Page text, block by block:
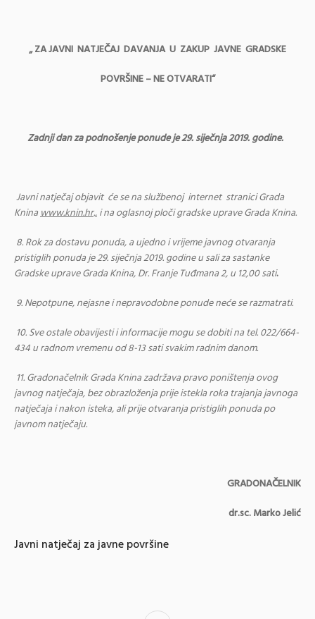
„ ZA JAVNI NATJEČAJ DAVANJA U ZAKUP JAVNE GRADSKE
POVRŠINE – NE OTVARATI“
Zadnji dan za podnošenje ponude je 29. siječnja 2019. godine.
Javni natječaj objavit će se na službenoj internet stranici Grada
Kninawww.knin.hr.,i na oglasnoj ploči gradske uprave Grada Knina.
8.Rok za dostavu ponuda, a ujedno i vrijeme javnog otvaranja
pristiglih ponuda je29. siječnja 2019. godine u sali za sastanke
Gradske uprave Grada Knina, Dr. Franje Tuđmana 2, u 12,00 sati.
9.Nepotpune, nejasne i nepravodobne ponude neće se razmatrati.
10.Sve ostale obavijesti i informacije mogu se dobiti na tel. 022/664-
434 u radnom vremenu od 8-13 sati svakim radnim danom.
11. Gradonačelnik Grada Knina zadržava pravo poništenja ovog
javnog natječaja, bez obrazloženja prije istekla roka trajanja javnoga
natječaja i nakon isteka, ali prije otvaranja pristiglih ponuda po
javnom natječaju.
GRADONAČELNIK
dr.sc. Marko Jelić
Javni natječaj za javne površine